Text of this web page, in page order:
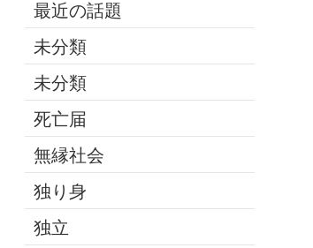
最近の話題
未分類
未分類
死亡届
無縁社会
独り身
独立